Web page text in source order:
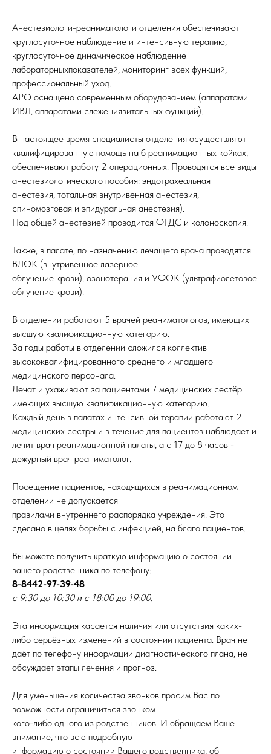
Анестезиологи-реаниматологи отделения обеспечивают
круглосуточное наблюдение и интенсивную терапию,
круглосуточное динамическое наблюдение
лабораторныхпоказателей, мониторинг всех функций,
профессиональный уход.
АРО оснащено современным оборудованием (аппаратами
ИВЛ, аппаратами слежениявитальных функций).
В настоящее время специалисты отделения осуществляют
квалифицированную помощь на б реанимационных койках,
обеспечивают работу 2 операционных. Проводятся все виды
анестезиологического пособия: эндотрахеальная
анестезия, тотальная внутривенная анестезия,
спиномозговая и эпидуральная анестезия).
Под общей анестезией проводится ФГДС и колоноскопия.
Также, в палате, по назначению лечащего врача проводятся
ВЛОК (внутривенное лазерное
облучение крови), озонотерания и УФОК (ультрафиолетовое
облучение крови).
В отделении работают 5 врачей реаниматологов, имеющих
высшую квалификационную категорию.
За годы работы в отделении сложился коллектив
высококвалифицированного среднего и младшего
медицинского персонала.
Лечат и ухаживают за пациентами 7 медицинских сестёр
имеющих высшую квалификационную категорию.
Каждый день в палатах интенсивной терапии работают 2
медицинских сестры и в течение для пациентов наблюдает и
лечит врач реанимационной палаты, а с 17 до 8 часов -
дежурный врач реаниматолог.
Посещение пациентов, находящихся в реанимационном
отделении не допускается
правилами внутреннего распорядка учреждения. Это
сделано в целях борьбы с инфекцией, на благо пациентов.
Вы можете получить краткую информацию о состоянии
вашего родственника по телефону:
8-8442-97-39-48
с 9:30 до 10:30 и с 18:00 до 19:00.
Эта информация касается наличия или отсутствия каких-
либо серьёзных изменений в состоянии пациента. Врач не
даёт по телефону информации диагностического плана, не
обсуждает этапы лечения и прогноз.
Для уменьшения количества звонков просим Вас по
возможности ограничиться звонком
кого-либо одного из родственников. И обращаем Ваше
внимание, что всю подробную
информацию о состоянии Вашего родственника, об